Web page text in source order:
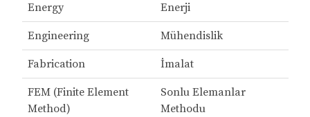
Energy Enerji
Engineering Mühendislik
Fabrication İmalat
FEM (Finite Element
Method)
Sonlu Elemanlar
Methodu